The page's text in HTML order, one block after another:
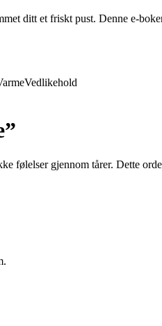
ditt et friskt pust. Denne e-
Vedlikehold
følelser gjennom tårer. Dette